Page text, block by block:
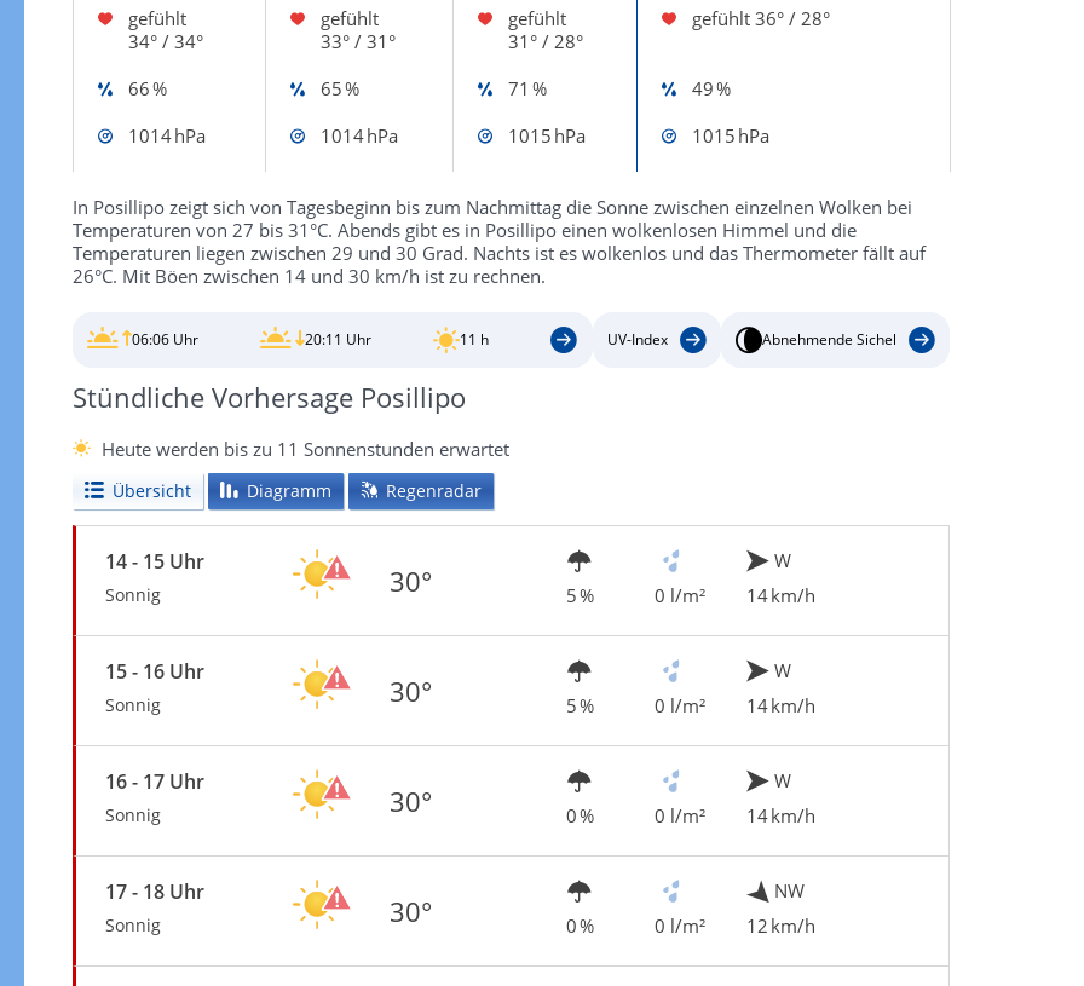
gefühlt
34° / 34°
gefühlt
33° / 31°
gefühlt
31° / 28°
gefühlt 36° / 28°
66 % 65 % 71 %
49 %
1014 hPa
1014 hPa 1015 hPa 1015 hPa
In Posillipo zeigt sich von Tagesbeginn bis zum Nachmittag die Sonne zwischen einzelnen Wolken bei
Temperaturen von 27 bis 31°C. Abends gibt es in Posillipo einen wolkenlosen Himmel und die
Temperaturen liegen zwischen 29 und 30 Grad. Nachts ist es wolkenlos und das Thermometer fällt auf
26°C. Mit Böen zwischen 14 und 30 km/h ist zu rechnen.
06:06 Uhr 20:11 Uhr 11 h UV-Index Abnehmende Sichel
Stündliche Vorhersage Posillipo
Heute werden bis zu 11 Sonnenstunden erwartet
Übersicht Diagramm Regenradar
14 - 15 Uhr
Sonnig 30° 5 % 0 l/m²
W
14 km/h
15 - 16 Uhr
Sonnig 30° 5 % 0 l/m²
W
14 km/h
16 - 17 Uhr
Sonnig 30° 0 % 0 l/m²
W
14 km/h
17 - 18 Uhr
Sonnig 30° 0 % 0 l/m²
NW
12 km/h